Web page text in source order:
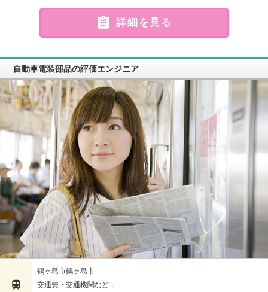
 詳細を見る
自動車電装部品の評価エンジニア

鶴ヶ島市鶴ヶ島市
交通費・交通機関など：